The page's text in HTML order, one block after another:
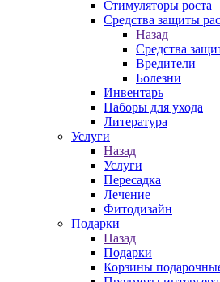
Стимуляторы роста
Средства защиты
Назад
Средства
Вредители
Болезни
Инвентарь
Наборы для ухода
Литература
Услуги
Назад
Услуги
Пересадка
Лечение
Фитодизайн
Подарки
Назад
Подарки
Корзины